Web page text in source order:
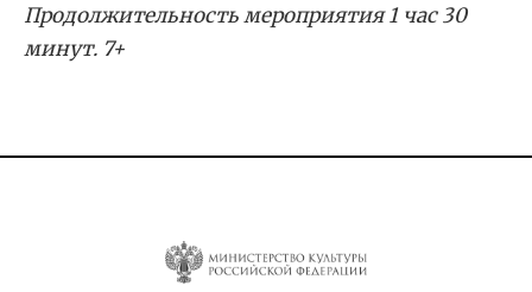
Продолжительность мероприятия 1 час 30
минут. 7+